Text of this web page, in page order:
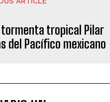
tropical Pilar
del Pacífico mexicano